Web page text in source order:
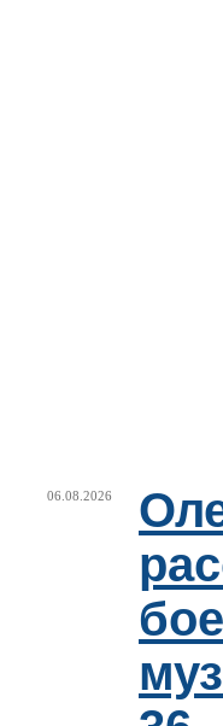
06.08.2026